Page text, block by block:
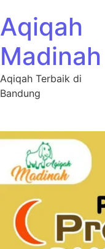
Aqiqah
Madinah
Aqiqah Terbaik di
Bandung